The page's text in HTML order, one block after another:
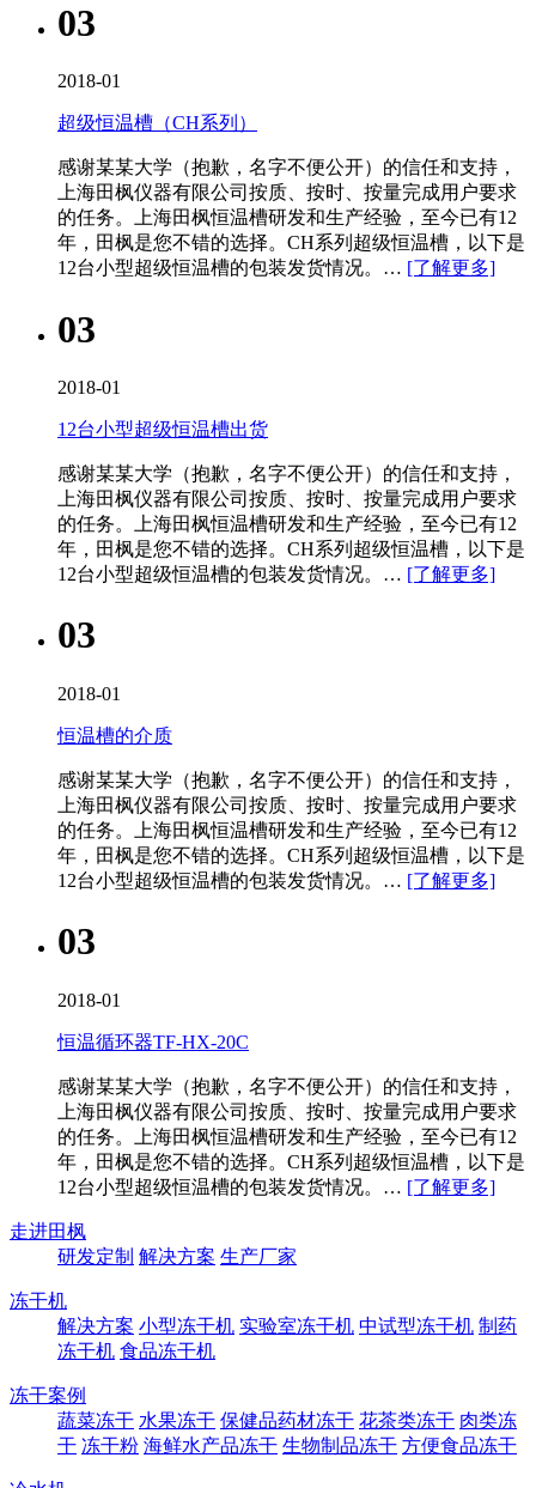
03
2018-01
超级恒温槽（CH系列）
感谢某某大学（抱歉，名字不便公开）的信任和支持，
上海田枫仪器有限公司按质、按时、按量完成用户要求
的任务。上海田枫恒温槽研发和生产经验，至今已有12
年，田枫是您不错的选择。CH系列超级恒温槽​，以下是
12台小型超级恒温槽的包装发货情况。… [了解更多]
03
2018-01
12台小型超级恒温槽出货
感谢某某大学（抱歉，名字不便公开）的信任和支持，
上海田枫仪器有限公司按质、按时、按量完成用户要求
的任务。上海田枫恒温槽研发和生产经验，至今已有12
年，田枫是您不错的选择。CH系列超级恒温槽​，以下是
12台小型超级恒温槽的包装发货情况。… [了解更多]
03
2018-01
恒温槽的介质
感谢某某大学（抱歉，名字不便公开）的信任和支持，
上海田枫仪器有限公司按质、按时、按量完成用户要求
的任务。上海田枫恒温槽研发和生产经验，至今已有12
年，田枫是您不错的选择。CH系列超级恒温槽​，以下是
12台小型超级恒温槽的包装发货情况。… [了解更多]
03
2018-01
恒温循环器TF-HX-20C
感谢某某大学（抱歉，名字不便公开）的信任和支持，
上海田枫仪器有限公司按质、按时、按量完成用户要求
的任务。上海田枫恒温槽研发和生产经验，至今已有12
年，田枫是您不错的选择。CH系列超级恒温槽​，以下是
12台小型超级恒温槽的包装发货情况。… [了解更多]
走进田枫
研发定制 解决方案 生产厂家
冻干机
解决方案 小型冻干机 实验室冻干机 中试型冻干机 制药
冻干机 食品冻干机
冻干案例
蔬菜冻干 水果冻干 保健品药材冻干 花茶类冻干 肉类冻
干 冻干粉 海鲜水产品冻干 生物制品冻干 方便食品冻干